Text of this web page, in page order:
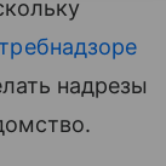
надрезы